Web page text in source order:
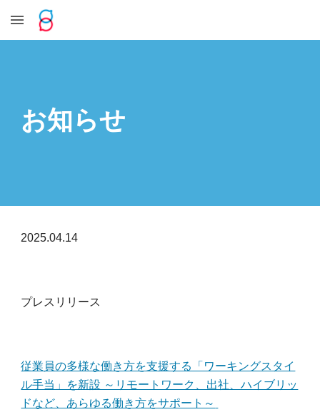
Skip to main content
お知らせ
2025.04.14
プレスリリース
従業員の多様な働き方を支援する「ワーキングスタイ
ル手当」を新設 ～リモートワーク、出社、ハイブリッ
ドなど、あらゆる働き方をサポート～